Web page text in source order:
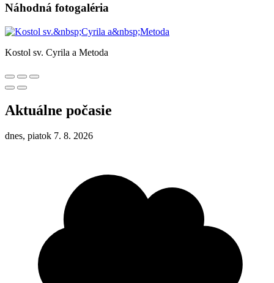
Náhodná fotogaléria
Kostol sv. Cyrila a Metoda
Aktuálne počasie
dnes, piatok 7. 8. 2026